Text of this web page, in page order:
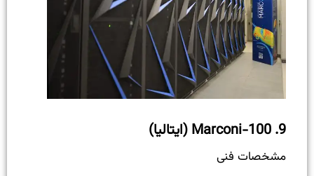
9. Marconi-100 (ایتالیا)
مشخصات فنی